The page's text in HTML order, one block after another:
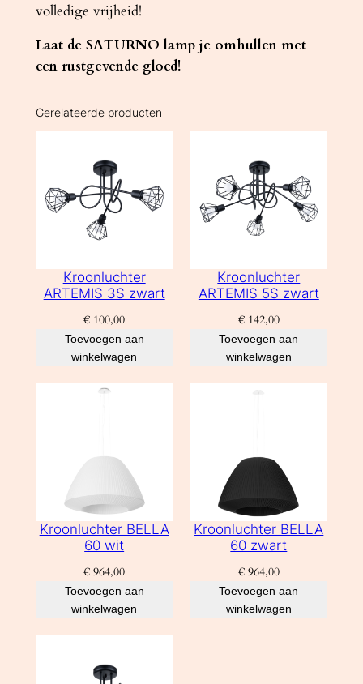
volledige vrijheid!
Laat de SATURNO lamp je omhullen met
een rustgevende gloed!
Gerelateerde producten
Kroonluchter
ARTEMIS 3S zwart
€ 100,00
Toevoegen aan
winkelwagen
Kroonluchter
ARTEMIS 5S zwart
€142,00
Toevoegen aan
winkelwagen
Kroonluchter BELLA
60 wit
€ 964,00
Toevoegen aan
winkelwagen
Kroonluchter BELLA
60 zwart
€964,00
Toevoegen aan
winkelwagen